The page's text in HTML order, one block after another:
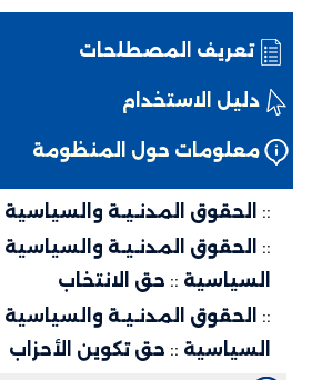
تعريف المصطلحات
دليل الاستخدام
معلومات حول المنظومة
الحقوق المدنـيـة والسياسية
الحقوق المدنـيـة والسياسية ::
السياسية :: حق الانتخاب
الحقوق المدنـيـة والسياسية ::
السياسية :: حق تكوين الأحزاب